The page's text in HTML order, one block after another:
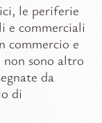
le periferie
e commerciali
commercio e
sono altro
da
di